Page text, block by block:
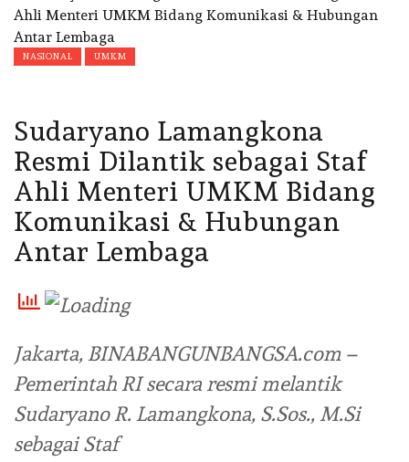
NASIONAL UMKM
Sudaryano Lamangkona
Resmi Dilantik sebagai Staf
Ahli Menteri UMKM Bidang
Komunikasi & Hubungan
Antar Lembaga
Jakarta, BINABANGUNBANGSA.com –
Pemerintah RI secara resmi melantik
Sudaryano R. Lamangkona, S.Sos., M.Si
sebagai Staf